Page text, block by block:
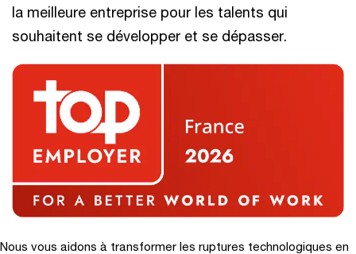
la meilleure entreprise pour les talents qui
souhaitent se développer et se dépasser.
Nous vous aidons à transformer les ruptures technologiques en